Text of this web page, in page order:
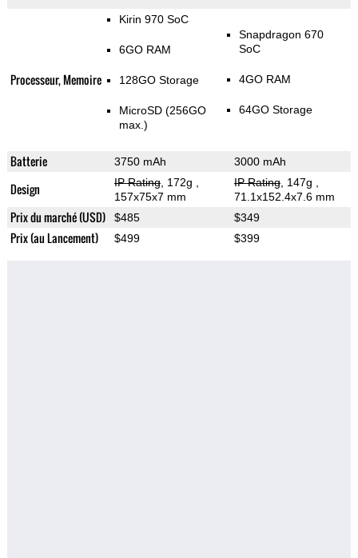
Processeur, Memoire
Kirin 970 SoC
6GO RAM
128GO Storage
MicroSD (256GO
max.)
Snapdragon 670
SoC
4GO RAM
64GO Storage
Batterie 3750 mAh 3000 mAh
Design IP Rating, 172g
157x75x7 mm
IP Rating, 147g
71.1x152.4x7.6 mm
Prix du marché (USD) $485 $349
Prix (au Lancement) $499 $399